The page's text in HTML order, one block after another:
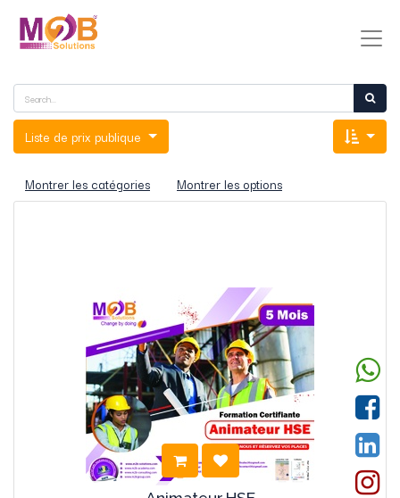
Liste de prix publique
Montrer les catégories Montrer les options